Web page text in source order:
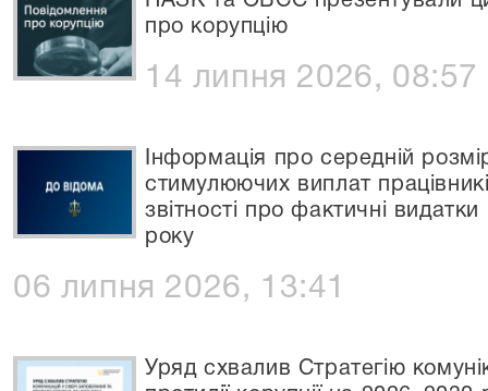
про корупцію
14 липня 2026, 08:57
Інформація про середній
стимулюючих виплат
звітності про фактичні
року
06 липня 2026, 13:41
Уряд схвалив Стратегію